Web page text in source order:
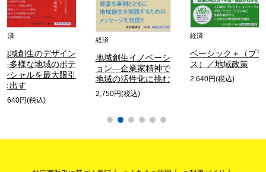
経済
地域創生のデザイン
―多様な地域のポテ
ンシャルを最大限引
き出す
2,640円(税込)
経済
地域創生イノベーシ
ョン―企業家精神で
地域の活性化に挑む
2,750円(税込)
経済
ベーシック＋（プラ
ス）／地域政策
2,640円(税込)